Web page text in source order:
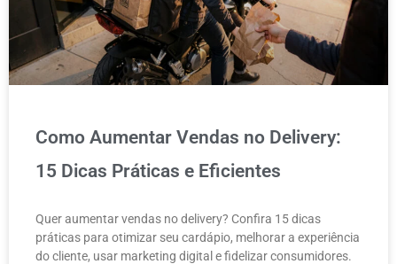
Como Aumentar Vendas no Delivery:
15 Dicas Práticas e Eficientes
Quer aumentar vendas no delivery? Confira 15 dicas
práticas para otimizar seu cardápio, melhorar a experiência
do cliente, usar marketing digital e fidelizar consumidores.